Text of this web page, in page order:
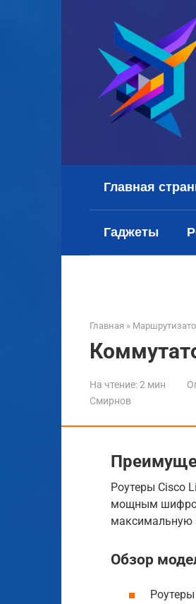
Главная
Гаджеты
Главная »
На чтение:2 мин
Смирнов
Роутеры Cisco
мощным
максимальную
Обзор